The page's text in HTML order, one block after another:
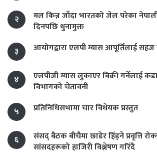
२
मल किन्न जाँदा भारतको जेल परेका
दिनपछि थुनामुक्त
३
आयोगद्वारा एलपी ग्यास आपूर्तिलाई
४
एलपीजी ग्यास लुकाएर बिक्री गर्नेलाई
विभागको चेतावनी
५
प्रतिनिधिसभामा चार विधेयक प्रस्तुत
६
संसद् बैठक बीचैमा छाडेर हिँड्ने प्रवृत्ति
सांसदहरूको हाजिरी विश्लेषण गरिँदै